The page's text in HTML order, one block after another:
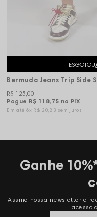
ESGOTOU
Bermuda Jeans Trip Side
Pague R$ 118,75 no PIX
R$ 125,00
6x R$ 20,83 sem juros
Ganhe
Assine nossa newsletter e
acesso